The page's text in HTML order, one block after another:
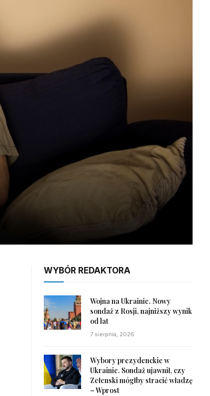
WYBÓR REDAKTORA
Wojna na Ukrainie. Nowy
sondaż z Rosji, najniższy wynik
od lat
7 sierpnia, 2026
Wybory prezydenckie w
Ukrainie. Sondaż ujawnił, czy
Zełenski mógłby stracić władzę
– Wprost